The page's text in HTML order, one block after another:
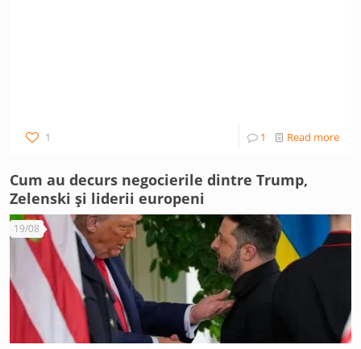
1 1 Read more
Cum au decurs negocierile dintre Trump,
Zelenski și liderii europeni
19/08